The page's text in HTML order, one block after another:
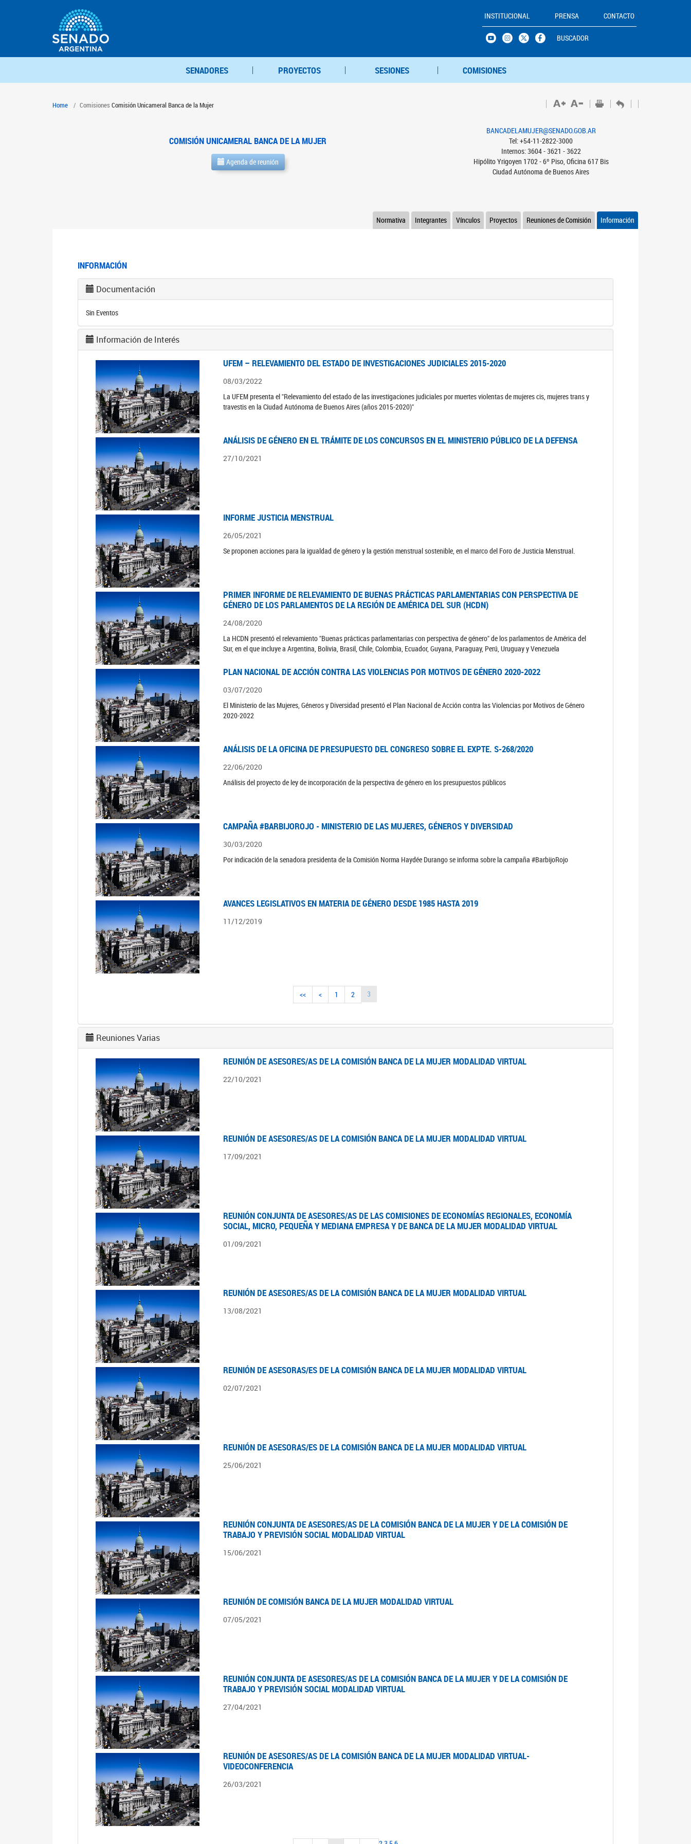
INSTITUCIONAL PRENSA CONTACTO
BUSCADOR
SENADORES PROYECTOS SESIONES COMISIONES
Home Comisiones Comisión Unicameral Banca de la Mujer
COMISIÓN UNICAMERAL BANCA DE LA MUJER
Agenda de reunión
BANCADELAMUJER@SENADO.GOB.AR
Tel: +54-11-2822-3000
Internos: 3604 - 3621 - 3622
Hipólito Yrigoyen 1702 - 6º Piso, Oficina 617 Bis
Ciudad Autónoma de Buenos Aires
Información
Reuniones de Comisión
Proyectos
Vínculos
Integrantes
Normativa
INFORMACIÓN
Documentación
Sin Eventos
Información de Interés
UFEM – RELEVAMIENTO DEL ESTADO DE INVESTIGACIONES JUDICIALES 2015-2020
08/03/2022
La UFEM presenta el "Relevamiento del estado de las investigaciones judiciales por muertes violentas de mujeres cis, mujeres trans y
travestis en la Ciudad Autónoma de Buenos Aires (años 2015-2020)"
ANÁLISIS DE GÉNERO EN EL TRÁMITE DE LOS CONCURSOS EN EL MINISTERIO PÚBLICO DE LA DEFENSA
27/10/2021
INFORME JUSTICIA MENSTRUAL
26/05/2021
Se proponen acciones para la igualdad de género y la gestión menstrual sostenible, en el marco del Foro de Justicia Menstrual.
PRIMER INFORME DE RELEVAMIENTO DE BUENAS PRÁCTICAS PARLAMENTARIAS CON PERSPECTIVA DE
GÉNERO DE LOS PARLAMENTOS DE LA REGIÓN DE AMÉRICA DEL SUR (HCDN)
24/08/2020
La HCDN presentó el relevamiento "Buenas prácticas parlamentarias con perspectiva de género" de los parlamentos de América del
Sur, en el que incluye a Argentina, Bolivia, Brasil, Chile, Colombia, Ecuador, Guyana, Paraguay, Perú, Uruguay y Venezuela
PLAN NACIONAL DE ACCIÓN CONTRA LAS VIOLENCIAS POR MOTIVOS DE GÉNERO 2020-2022
03/07/2020
El Ministerio de las Mujeres, Géneros y Diversidad presentó el Plan Nacional de Acción contra las Violencias por Motivos de Género
2020-2022
ANÁLISIS DE LA OFICINA DE PRESUPUESTO DEL CONGRESO SOBRE EL EXPTE. S-268/2020
22/06/2020
Análisis del proyecto de ley de incorporación de la perspectiva de género en los presupuestos públicos
CAMPAÑA #BARBIJOROJO - MINISTERIO DE LAS MUJERES, GÉNEROS Y DIVERSIDAD
30/03/2020
Por indicación de la senadora presidenta de la Comisión Norma Haydée Durango se informa sobre la campaña #BarbijoRojo
AVANCES LEGISLATIVOS EN MATERIA DE GÉNERO DESDE 1985 HASTA 2019
11/12/2019
<< < 1 2 3
Reuniones Varias
REUNIÓN DE ASESORES/AS DE LA COMISIÓN BANCA DE LA MUJER MODALIDAD VIRTUAL
22/10/2021
REUNIÓN DE ASESORES/AS DE LA COMISIÓN BANCA DE LA MUJER MODALIDAD VIRTUAL
17/09/2021
REUNIÓN CONJUNTA DE ASESORES/AS DE LAS COMISIONES DE ECONOMÍAS REGIONALES, ECONOMÍA
SOCIAL, MICRO, PEQUEÑA Y MEDIANA EMPRESA Y DE BANCA DE LA MUJER MODALIDAD VIRTUAL
01/09/2021
REUNIÓN DE ASESORES/AS DE LA COMISIÓN BANCA DE LA MUJER MODALIDAD VIRTUAL
13/08/2021
REUNIÓN DE ASESORAS/ES DE LA COMISIÓN BANCA DE LA MUJER MODALIDAD VIRTUAL
02/07/2021
REUNIÓN DE ASESORAS/ES DE LA COMISIÓN BANCA DE LA MUJER MODALIDAD VIRTUAL
25/06/2021
REUNIÓN CONJUNTA DE ASESORES/AS DE LA COMISIÓN BANCA DE LA MUJER Y DE LA COMISIÓN DE
TRABAJO Y PREVISIÓN SOCIAL MODALIDAD VIRTUAL
15/06/2021
REUNIÓN DE COMISIÓN BANCA DE LA MUJER MODALIDAD VIRTUAL
07/05/2021
REUNIÓN CONJUNTA DE ASESORES/AS DE LA COMISIÓN BANCA DE LA MUJER Y DE LA COMISIÓN DE
TRABAJO Y PREVISIÓN SOCIAL MODALIDAD VIRTUAL
27/04/2021
REUNIÓN DE ASESORES/AS DE LA COMISIÓN BANCA DE LA MUJER MODALIDAD VIRTUAL-
VIDEOCONFERENCIA
26/03/2021